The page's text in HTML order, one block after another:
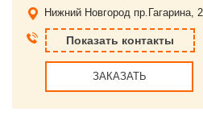
Нижний Новгород пр.Гагарина,
Показать контакты
ЗАКАЗАТЬ